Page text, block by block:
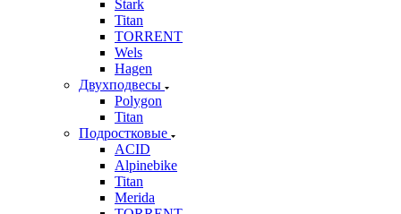
Stark
Titan
TORRENT
Wels
Hagen
Двухподвесы
Polygon
Titan
Подростковые
ACID
Alpinebike
Titan
Merida